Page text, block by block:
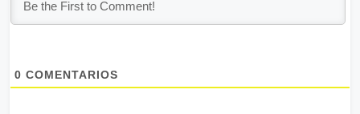
0 COMENTARIOS